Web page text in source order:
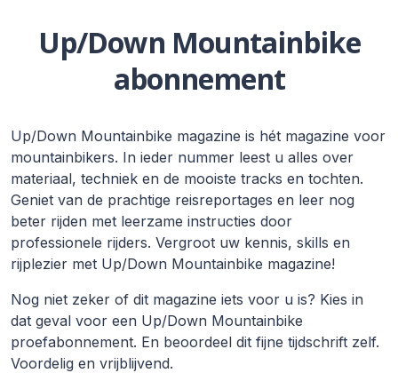
Up/Down Mountainbike
abonnement
Up/Down Mountainbike magazine is hét magazine voor
mountainbikers. In ieder nummer leest u alles over
materiaal, techniek en de mooiste tracks en tochten.
Geniet van de prachtige reisreportages en leer nog
beter rijden met leerzame instructies door
professionele rijders. Vergroot uw kennis, skills en
rijplezier met Up/Down Mountainbike magazine!
Nog niet zeker of dit magazine iets voor u is? Kies in
dat geval voor een Up/Down Mountainbike
proefabonnement. En beoordeel dit fijne tijdschrift zelf.
Voordelig en vrijblijvend.